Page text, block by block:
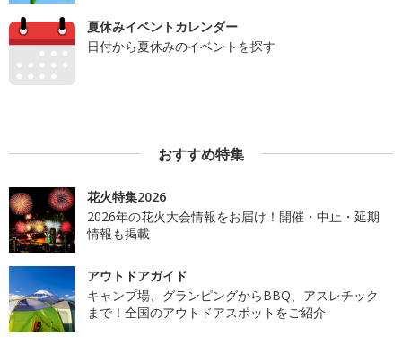
夏休みイベントカレンダー
日付から夏休みのイベントを探す
おすすめ特集
花火特集2026
2026年の花火大会情報をお届け！開催・中止・延期
情報も掲載
アウトドアガイド
キャンプ場、グランピングからBBQ、アスレチック
まで！全国のアウトドアスポットをご紹介